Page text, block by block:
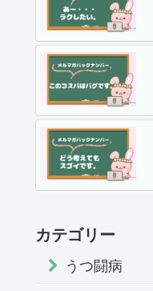
カテゴリー
うつ闘病